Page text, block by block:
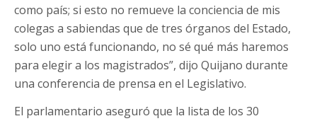
como país; si esto no remueve la conciencia de mis
colegas a sabiendas que de tres órganos del Estado,
solo uno está funcionando, no sé qué más haremos
para elegir a los magistrados”, dijo Quijano durante
una conferencia de prensa en el Legislativo.
El parlamentario aseguró que la lista de los 30